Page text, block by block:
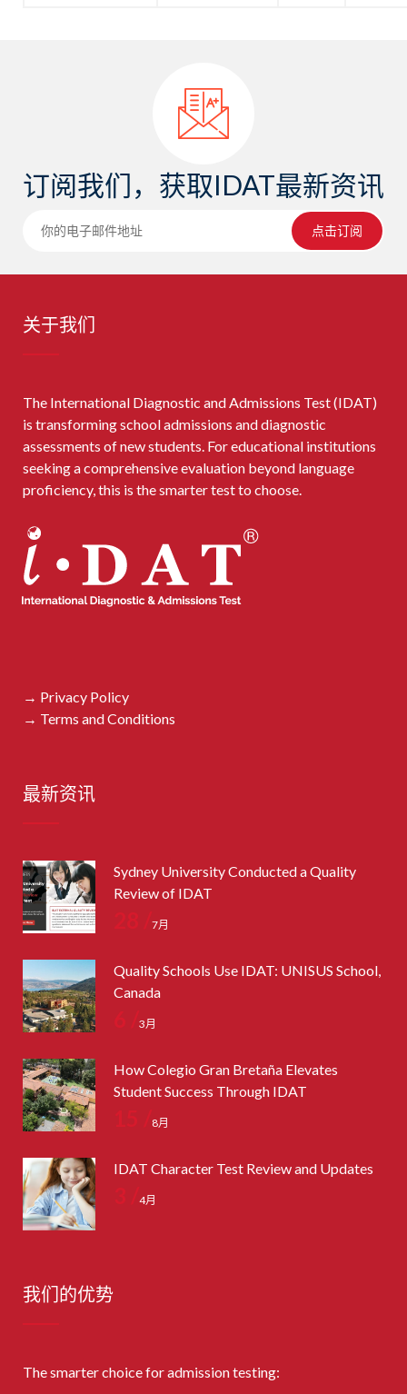
订阅我们，获取IDAT最新资讯
点击订阅
关于我们
The International Diagnostic and Admissions Test (IDAT)
is transforming school admissions and diagnostic
assessments of new students. For educational institutions
seeking a comprehensive evaluation beyond language
proficiency, this is the smarter test to choose.
→ Privacy Policy
→ Terms and Conditions
最新资讯
Sydney University Conducted a Quality
Review of IDAT
28 /7月
Quality Schools Use IDAT: UNISUS School,
Canada
6 /3月
How Colegio Gran Bretaña Elevates
Student Success Through IDAT
15 /8月
IDAT Character Test Review and Updates
3 /4月
我们的优势
The smarter choice for admission testing: